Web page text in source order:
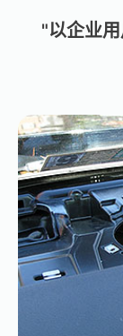
"以企业